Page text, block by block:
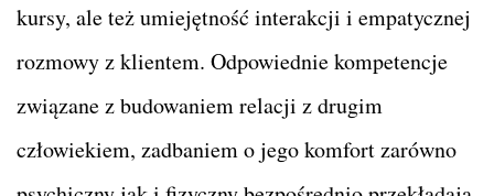
kursy, ale też umiejętność interakcji i empatycznej
rozmowy z klientem. Odpowiednie kompetencje
związane z budowaniem relacji z drugim
człowiekiem, zadbaniem o jego komfort zarówno